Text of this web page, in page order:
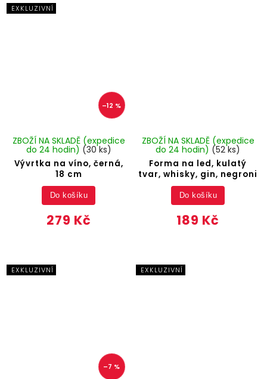
EXKLUZIVNÍ
–12 %
Vývrtka na víno, černá,
18 cm
ZBOŽÍ NA SKLADĚ (expedice
do 24 hodin) (30 ks)
279 Kč
Do košíku
Forma na led, kulatý
tvar, whisky, gin, negroni
ZBOŽÍ NA SKLADĚ (expedice
do 24 hodin) (52 ks)
189 Kč
Do košíku
EXKLUZIVNÍ
–7 %
EXKLUZIVNÍ